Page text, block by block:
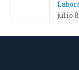
julio